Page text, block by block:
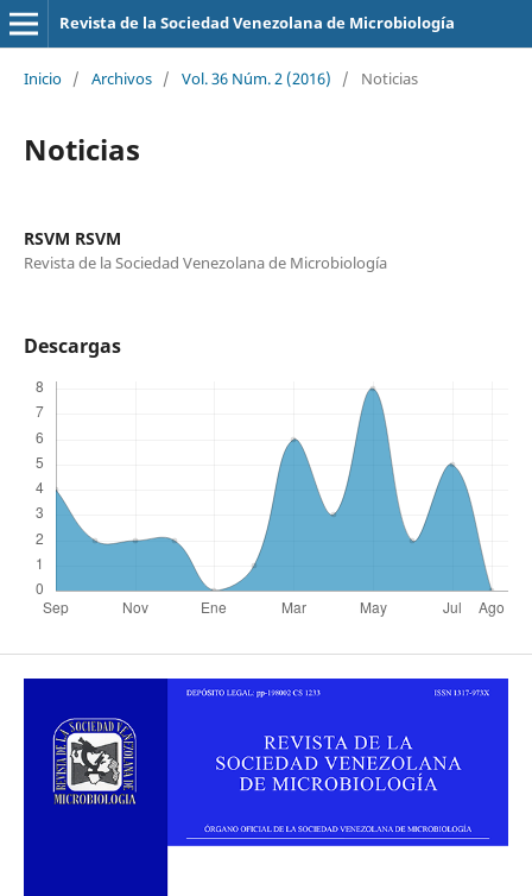
Revista de la Sociedad Venezolana de Microbiología
Inicio / Archivos / Vol. 36 Núm. 2 (2016) / Noticias
Noticias
RSVM RSVM
Revista de la Sociedad Venezolana de Microbiología
Descargas